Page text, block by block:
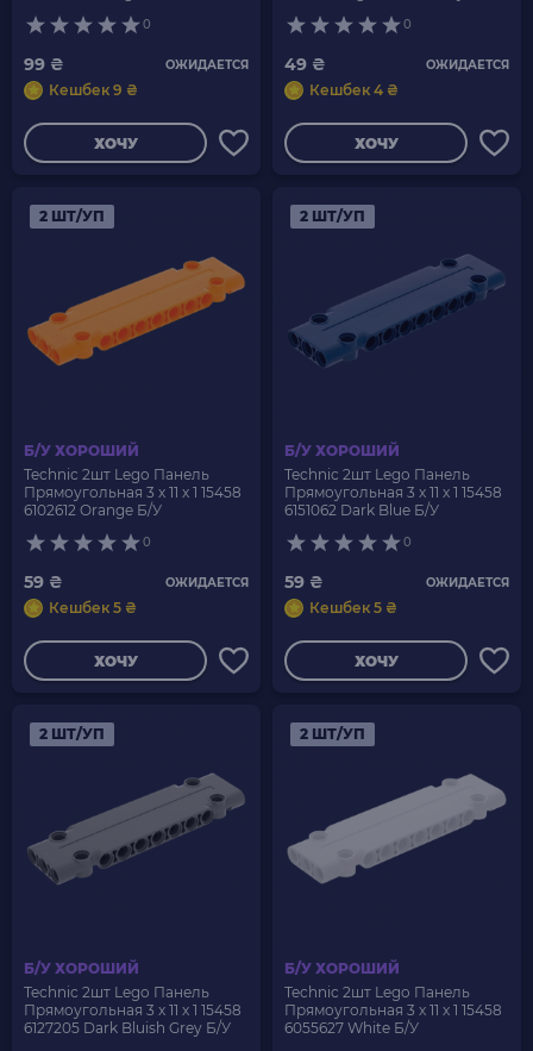
0
99 ₴ ОЖИДАЕТСЯ
Кешбек 9 ₴
ХОЧУ
0
49 ₴ ОЖИДАЕТСЯ
Кешбек 4 ₴
ХОЧУ
2 ШТ/УП
Б/У ХОРОШИЙ
Technic 2шт Lego Панель
Прямоугольная 3 x 11 x 1 15458
6102612 Orange Б/У
0
59 ₴ ОЖИДАЕТСЯ
Кешбек 5 ₴
ХОЧУ
2 ШТ/УП
Б/У ХОРОШИЙ
Technic 2шт Lego Панель
Прямоугольная 3 x 11 x 1 15458
6151062 Dark Blue Б/У
0
59 ₴ ОЖИДАЕТСЯ
Кешбек 5 ₴
ХОЧУ
2 ШТ/УП
Б/У ХОРОШИЙ
Technic 2шт Lego Панель
Прямоугольная 3 x 11 x 1 15458
6127205 Dark Bluish Grey Б/У
2 ШТ/УП
Б/У ХОРОШИЙ
Technic 2шт Lego Панель
Прямоугольная 3 x 11 x 1 15458
6055627 White Б/У